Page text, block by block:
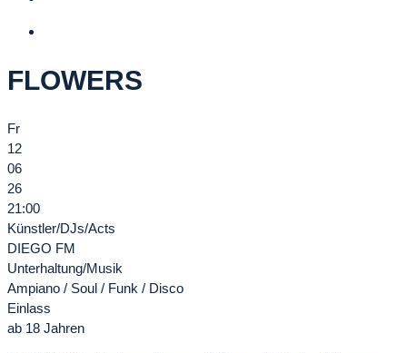
FLOWERS
Fr
12
06
26
21:00
Künstler/DJs/Acts
DIEGO FM
Unterhaltung/Musik
Ampiano / Soul / Funk / Disco
Einlass
ab 18 Jahren